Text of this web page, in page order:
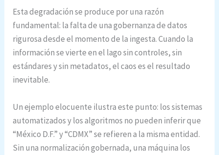
Esta degradación se produce por una razón
fundamental: la falta de una gobernanza de datos
rigurosa desde el momento de la ingesta. Cuando la
información se vierte en el lago sin controles, sin
estándares y sin metadatos, el caos es el resultado
inevitable.
Un ejemplo elocuente ilustra este punto: los sistemas
automatizados y los algoritmos no pueden inferir que
“México D.F.” y “CDMX” se refieren a la misma entidad.
Sin una normalización gobernada, una máquina los